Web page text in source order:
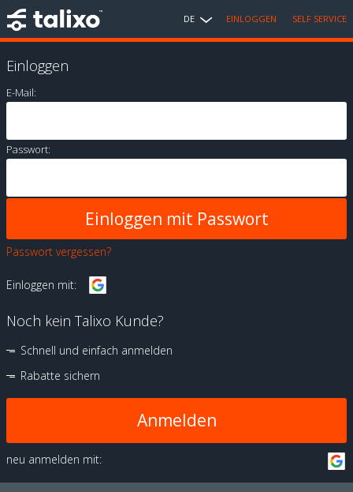
DE EINLOGGEN SELF SERVICE
Einloggen
E-Mail:
Passwort:
Passwort vergessen?
Einloggen mit:
Noch kein Talixo Kunde?
Schnell und einfach anmelden
Rabatte sichern
Anmelden
neu anmelden mit: